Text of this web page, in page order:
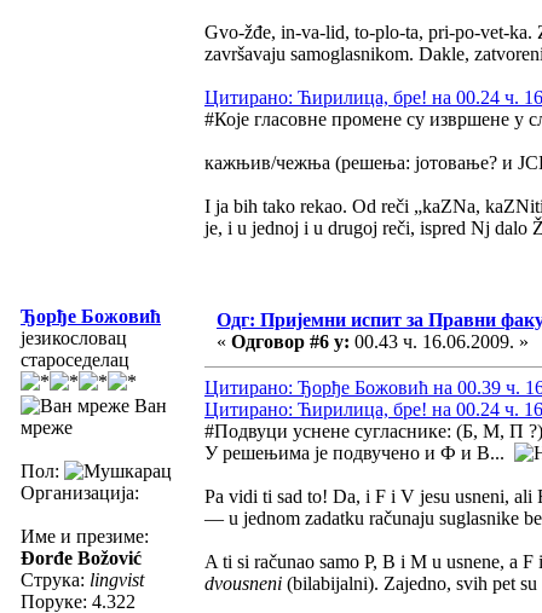
Gvo-žđe, in-va-lid, to-plo-ta, pri-po-vet-ka.
završavaju samoglasnikom. Dakle,
Цитирано: Ћирилица, бре! на 00.24 ч.
#Које гласовне промене су извршене у
кажњив/чежња (решења: јотовање? и
I ja bih tako rekao. Od reči „kaZNa,
je, i u jednoj i u drugoj reči, ispred Nj dalo
Ђорђе Божовић
језикословац
староседелац
Ван
мреже
Пол:
Организација:
Име и презиме:
Đorđe Božović
Струка: lingvist
Поруке: 4.322
Одг: Пријемни испит за Правни
« Одговор #6 у: 00.43 ч. 16.06.2009. »
Цитирано: Ђорђе Божовић на 00.39 ч.
Цитирано: Ћирилица, бре! на 00.24 ч.
#Подвуци уснене сугласнике: (Б, М, П ?)
У решењима је подвучено и Ф и В...
Pa vidi ti sad to! Da, i F i V jesu usneni, ali
— u jednom zadatku računaju suglasnike
A ti si računao samo P, B i M u usnene, a
dvousneni (bilabijalni). Zajedno, svih pet su